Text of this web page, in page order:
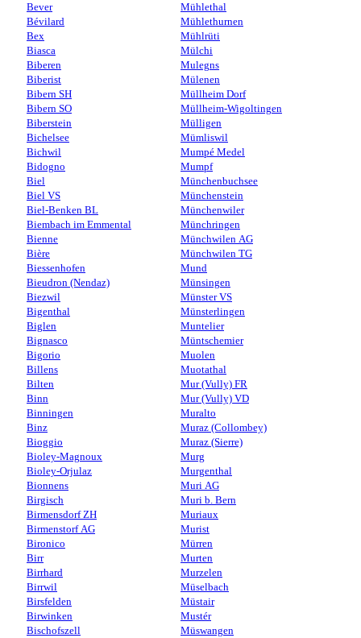
Bever
Bévilard
Bex
Biasca
Biberen
Biberist
Bibern SH
Bibern SO
Biberstein
Bichelsee
Bichwil
Bidogno
Biel
Biel VS
Biel-Benken BL
Biembach im Emmental
Bienne
Bière
Biessenhofen
Bieudron (Nendaz)
Biezwil
Bigenthal
Biglen
Bignasco
Bigorio
Billens
Bilten
Binn
Binningen
Binz
Bioggio
Bioley-Magnoux
Bioley-Orjulaz
Bionnens
Birgisch
Birmensdorf ZH
Birmenstorf AG
Bironico
Birr
Birrhard
Birrwil
Birsfelden
Birwinken
Bischofszell
Mühlethal
Mühlethurnen
Mühlrüti
Mülchi
Mulegns
Mülenen
Müllheim Dorf
Müllheim-Wigoltingen
Mülligen
Mümliswil
Mumpé Medel
Mumpf
Münchenbuchsee
Münchenstein
Münchenwiler
Münchringen
Münchwilen AG
Münchwilen TG
Mund
Münsingen
Münster VS
Münsterlingen
Muntelier
Müntschemier
Muolen
Muotathal
Mur (Vully) FR
Mur (Vully) VD
Muralto
Muraz (Collombey)
Muraz (Sierre)
Murg
Murgenthal
Muri AG
Muri b. Bern
Muriaux
Murist
Mürren
Murten
Murzelen
Müselbach
Müstair
Mustér
Müswangen